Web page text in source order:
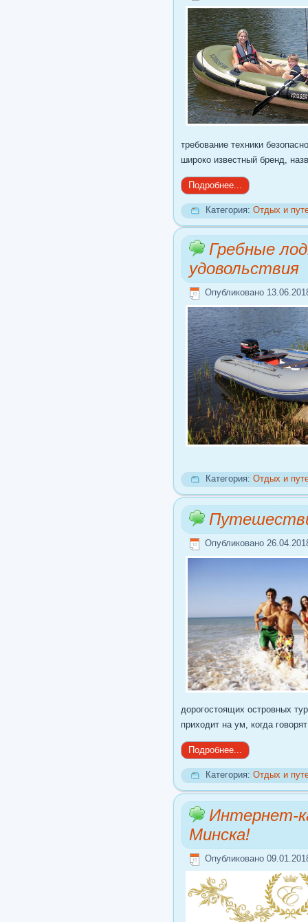
требование техники
широко известный бренд,
Подробнее...
Категория: Отдых и
Гребные
удовольствия
Опубликовано
Категория: Отдых и
Опубликовано
дорогостоящих островных
приходит на ум, когда
Подробнее...
Категория: Отдых и
Интернет-
Минска!
Опубликовано